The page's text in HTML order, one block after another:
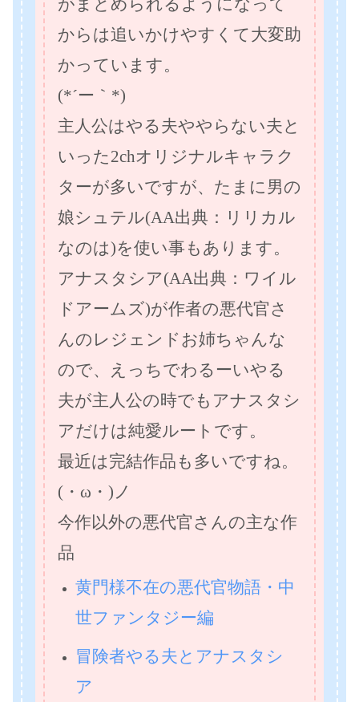
からは追いかけやすくて大変助
かっています。
(*´ー｀*)
主人公はやる夫ややらない夫と
いった2chオリジナルキャラク
ターが多いですが、たまに男の
娘シュテル(AA出典：リリカル
なのは)を使い事もあります。
アナスタシア(AA出典：ワイル
ドアームズ)が作者の悪代官さ
んのレジェンドお姉ちゃんな
ので、えっちでわるーいやる
夫が主人公の時でもアナスタシ
アだけは純愛ルートです。
最近は完結作品も多いですね。
(・ω・)ノ
今作以外の悪代官さんの主な作
品
黄門様不在の悪代官物語・中
世ファンタジー編
冒険者やる夫とアナスタシ
ア